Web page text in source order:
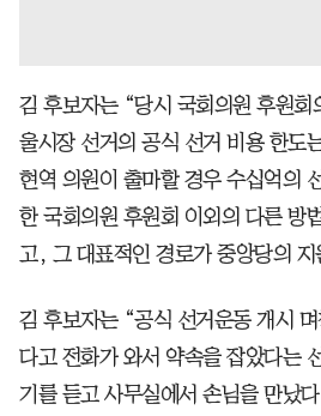
김 후보자는 “당시 국회의원 후원회
울시장 선거의 공식 선거 비용 한도
현역 의원이 출마할 경우 수십억의
한 국회의원 후원회 이외의 다른 방
고, 그 대표적인 경로가 중앙당의
김 후보자는 “공식 선거운동 개시
다고 전화가 와서 약속을 잡았다는
기를 듣고 사무실에서 손님을 만났